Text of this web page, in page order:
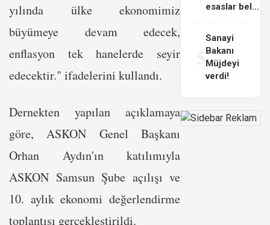
yılında ülke ekonomimiz
büyümeye devam edecek,
enflasyon tek hanelerde seyir
edecektir." ifadelerini kullandı.
Dernekten yapılan açıklamaya
göre, ASKON Genel Başkanı
Orhan Aydın'ın katılımıyla
ASKON Samsun Şube açılışı ve
10. aylık ekonomi değerlendirme
toplantısı gerçekleştirildi.
esaslar bel...
Sanayi
Bakanı
Müjdeyi
verdi!